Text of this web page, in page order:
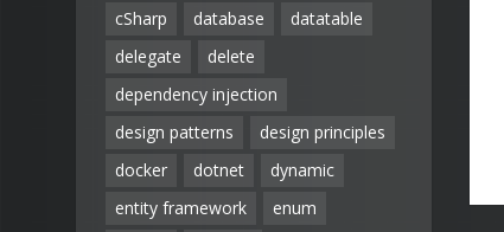
cSharp
database
datatable
delegate
delete
dependency injection
design patterns
design principles
docker
dotnet
dynamic
entity framework
enum